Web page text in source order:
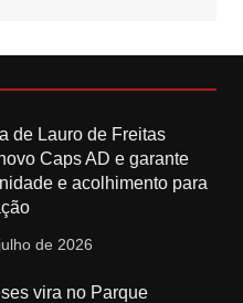
de Lauro de Freitas
Caps AD e garante
e acolhimento para
de 2026
vira no Parque